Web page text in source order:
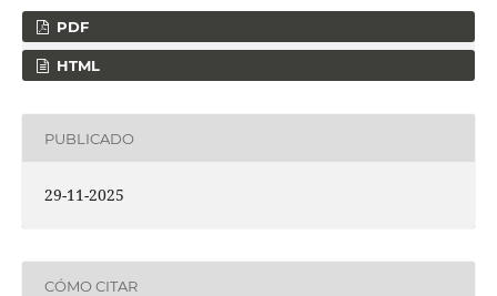
PDF
HTML
PUBLICADO
29-11-2025
CÓMO CITAR